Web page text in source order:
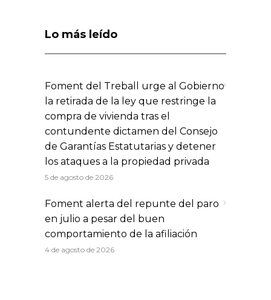
Lo más leído
Foment del Treball urge al Gobierno
la retirada de la ley que restringe la
compra de vivienda tras el
contundente dictamen del Consejo
de Garantías Estatutarias y detener
los ataques a la propiedad privada
5 de agosto de 2026
Foment alerta del repunte del paro
en julio a pesar del buen
comportamiento de la afiliación
4 de agosto de 2026